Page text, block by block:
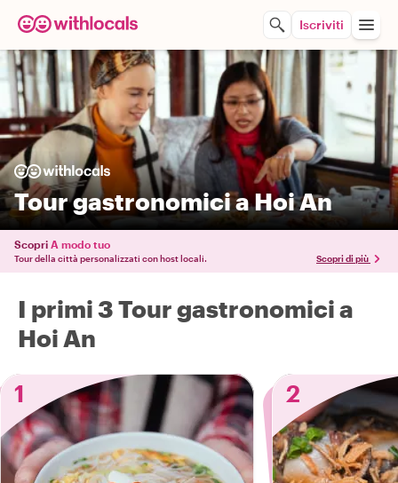
Iscriviti
Tour gastronomici a Hoi An
Scopri A modo tuo
Tour della città personalizzati con host locali. Scopri di più
I primi 3 Tour gastronomici a
Hoi An
1
2